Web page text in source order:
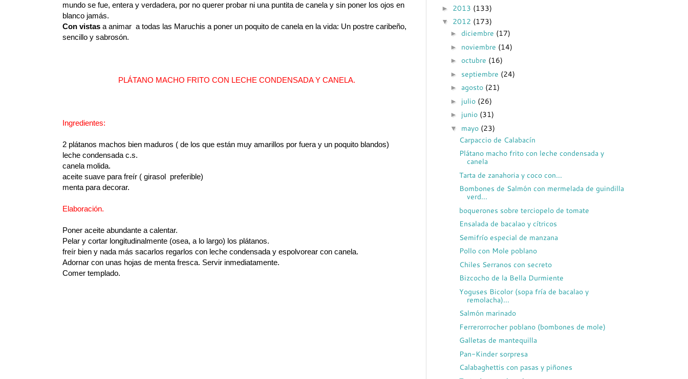
mundo se fue, entera y verdadera, por no querer probar ni una puntita de canela y sin poner los ojos en
blanco jamás.
Con vistas a animar a todas las Maruchis a poner un poquito de canela en la vida: Un postre caribeño,
sencillo y sabrosón.
PLÁTANO MACHO FRITO CON LECHE CONDENSADA Y CANELA.
Ingredientes:
2 plátanos machos bien maduros ( de los que están muy amarillos por fuera y un poquito blandos)
leche condensada c.s.
canela molida.
aceite suave para freír ( girasol preferible)
menta para decorar.
Elaboración.
Poner aceite abundante a calentar.
Pelar y cortar longitudinalmente (osea, a lo largo) los plátanos.
freír bien y nada más sacarlos regarlos con leche condensada y espolvorear con canela.
Adornar con unas hojas de menta fresca. Servir inmediatamente.
Comer templado.
► 2013 (133)
▼ 2012 (173)
► diciembre (17)
► noviembre (14)
► octubre (16)
► septiembre (24)
► agosto (21)
► julio (26)
► junio (31)
▼ mayo (23)
Carpaccio de Calabacín
Plátano macho frito con leche condensada y
canela
Tarta de zanahoria y coco con...
Bombones de Salmón con mermelada de guindilla
verd...
boquerones sobre terciopelo de tomate
Ensalada de bacalao y cítricos
Semifrío especial de manzana
Pollo con Mole poblano
Chiles Serranos con secreto
Bizcocho de la Bella Durmiente
Yoguses Bicolor (sopa fría de bacalao y
remolacha)...
Salmón marinado
Ferrerorrocher poblano (bombones de mole)
Galletas de mantequilla
Pan-Kinder sorpresa
Calabaghettis con pasas y piñones